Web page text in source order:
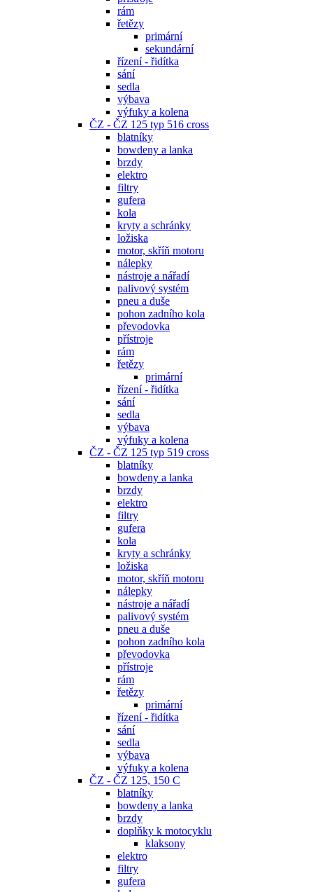
rám
řetězy
primární
sekundární
řízení - řidítka
sání
sedla
výbava
výfuky a kolena
ČZ - ČZ 125 typ 516 cross
blatníky
bowdeny a lanka
brzdy
elektro
filtry
gufera
kola
kryty a schránky
ložiska
motor, skříň motoru
nálepky
nástroje a nářadí
palivový systém
pneu a duše
pohon zadního kola
převodovka
přístroje
rám
řetězy
primární
řízení - řidítka
sání
sedla
výbava
výfuky a kolena
ČZ - ČZ 125 typ 519 cross
blatníky
bowdeny a lanka
brzdy
elektro
filtry
gufera
kola
kryty a schránky
ložiska
motor, skříň motoru
nálepky
nástroje a nářadí
palivový systém
pneu a duše
pohon zadního kola
převodovka
přístroje
rám
řetězy
primární
řízení - řidítka
sání
sedla
výbava
výfuky a kolena
ČZ - ČZ 125, 150 C
blatníky
bowdeny a lanka
brzdy
doplňky k motocyklu
klaksony
elektro
filtry
gufera